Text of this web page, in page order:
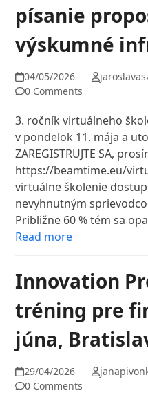
písanie
výskumné
04/05/2026
0 Comments
3. ročník virtuálneho
v pondelok 11. mája a
ZAREGISTRUJTE SA,
https://beamtime.eu/
virtuálne školenie
nevyhnutným
Približne 60 % tém sa
Read more
Innovation
tréning pre
júna,
29/04/2026
0 Comments